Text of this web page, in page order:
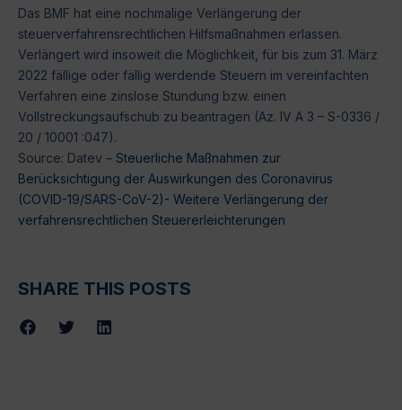
Das BMF hat eine nochmalige Verlängerung der
steuerverfahrensrechtlichen Hilfsmaßnahmen erlassen.
Verlängert wird insoweit die Möglichkeit, für bis zum 31. März
2022 fällige oder fällig werdende Steuern im vereinfachten
Verfahren eine zinslose Stundung bzw. einen
Vollstreckungsaufschub zu beantragen (Az. IV A 3 – S-0336 /
20 / 10001 :047).
Source: Datev – Steuerliche Maßnahmen zur
Berücksichtigung der Auswirkungen des Coronavirus
(COVID-19/SARS-CoV-2)- Weitere Verlängerung der
verfahrensrechtlichen Steuererleichterungen
SHARE THIS POSTS